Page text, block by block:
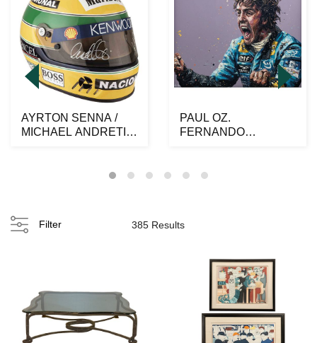
AYRTON SENNA /
MICHAEL ANDRETI,
PAUL OZ.
FERNANDO
sobre...
Filter 385 Results